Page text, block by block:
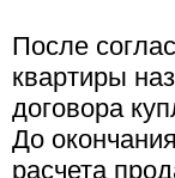
После
квартиры
договора
До
расчета